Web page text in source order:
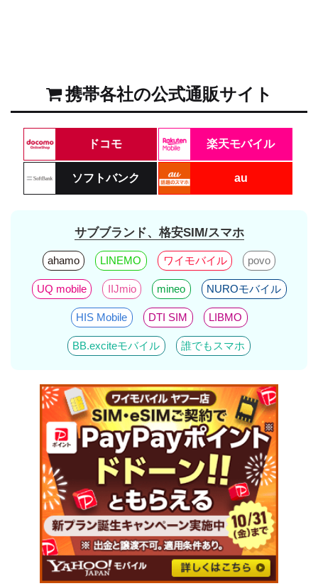
携帯各社の公式通販サイト
ドコモ 楽天モバイル
ソフトバンク au
サブブランド、格安SIM/スマホ
ahamo LINEMO ワイモバイル povo
UQ mobile IIJmio mineo NUROモバイル
HIS Mobile DTI SIM LIBMO
BB.exciteモバイル 誰でもスマホ